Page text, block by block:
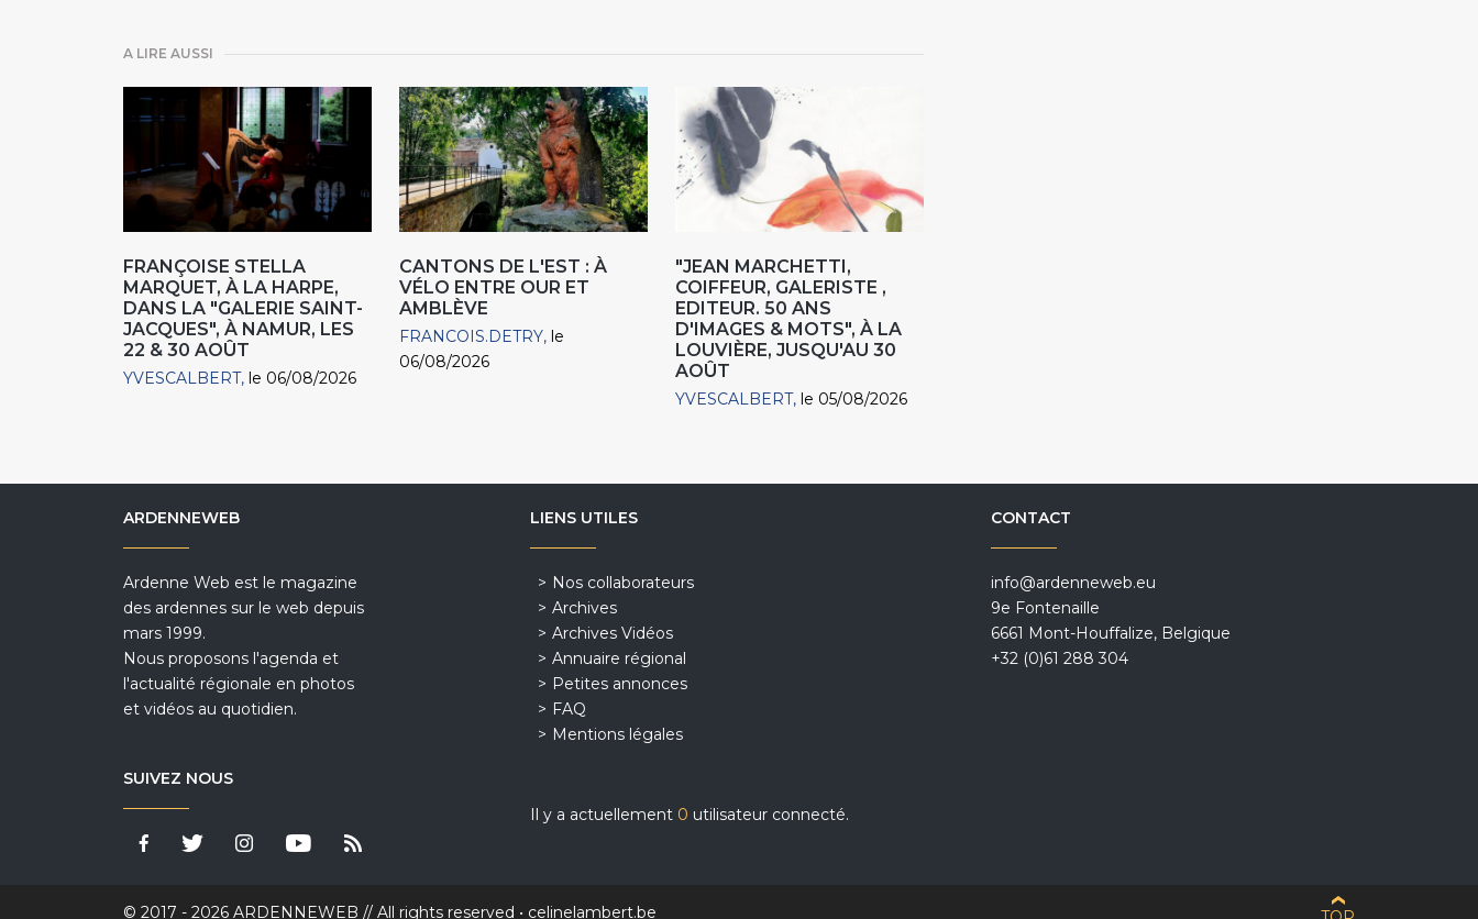
A LIRE AUSSI
FRANÇOISE STELLA
MARQUET, À LA HARPE,
DANS LA "GALERIE SAINT-
JACQUES", À NAMUR, LES
22 & 30 AOÛT
YVESCALBERT le 06/08/2026
CANTONS DE L'EST : À
VÉLO ENTRE OUR ET
AMBLÈVE
FRANCOIS.DETRY le
06/08/2026
"JEAN MARCHETTI,
COIFFEUR, GALERISTE ,
EDITEUR. 50 ANS
D'IMAGES & MOTS", À LA
LOUVIÈRE, JUSQU'AU 30
AOÛT
YVESCALBERT le 05/08/2026
ARDENNEWEB
Ardenne Web est le magazine
des ardennes sur le web depuis
mars 1999.
Nous proposons l'agenda et
l'actualité régionale en photos
et vidéos au quotidien.
SUIVEZ NOUS
LIENS UTILES
Nos collaborateurs
Archives
Archives Vidéos
Annuaire régional
Petites annonces
FAQ
Mentions légales
Il y a actuellement 0 utilisateur connecté.
CONTACT
info@ardenneweb.eu
9e Fontenaille
6661 Mont-Houffalize, Belgique
+32 (0)61 288 304
© 2017 - 2026 ARDENNEWEB // All rights reserved • celinelambert.be